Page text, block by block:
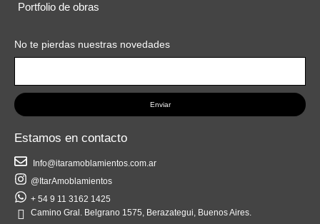
Portfolio de obras
No te pierdas nuestras novedades
Enviar
Estamos en contacto
Info@itaramoblamientos.com.ar
@ItarAmoblamientos
+ 54 9 11 3162 1425
Camino Gral. Belgrano 1575, Berazategui, Buenos Aires.